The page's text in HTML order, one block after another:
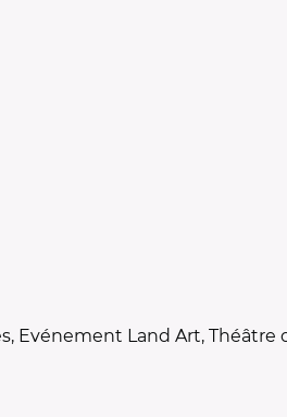
Evénement Land Art, Théâtre